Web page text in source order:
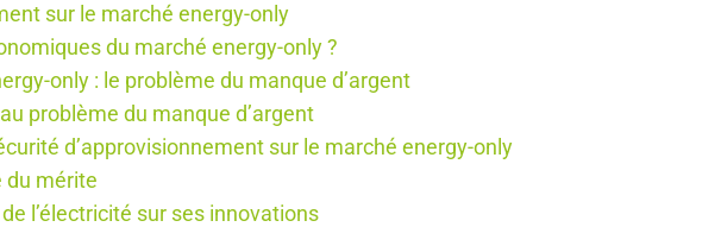
sur le marché energy-only
du marché energy-only ?
only : le problème du manque d’argent
problème du manque d’argent
d’approvisionnement sur le marché energy-only
du mérite
l’électricité sur ses innovations